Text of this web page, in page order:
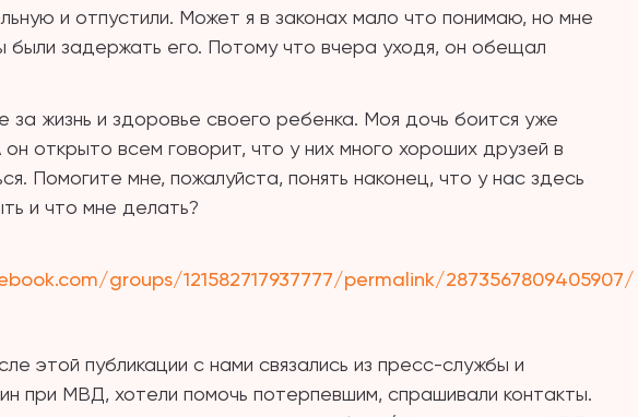
и отпустили. Может я в законах мало что понимаю, но мне
были задержать его. Потому что вчера уходя, он обещал
за жизнь и здоровье своего ребенка. Моя дочь боится уже
открыто всем говорит, что у них много хороших друзей в
Помогите мне, пожалуйста, понять наконец, что у нас здесь
и что мне делать?
groups/121582717937777/permalink/2873567809405907/
этой публикации с нами связались из пресс-службы и
при МВД, хотели помочь потерпевшим, спрашивали контакты.